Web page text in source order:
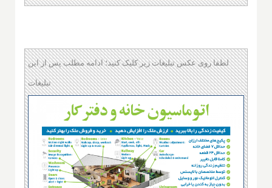
لطفا روی عکس تبلیغات زیر کلیک کنید؛ ادامه مطلب پس از این
تبلیغات